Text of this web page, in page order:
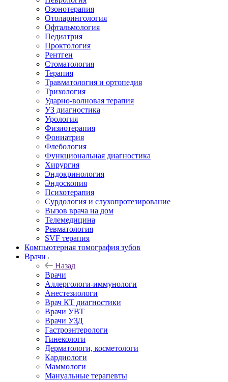
Озонотерапия
Отоларингология
Офтальмология
Педиатрия
Проктология
Рентген
Стоматология
Терапия
Травматология и ортопедия
Трихология
Ударно-волновая терапия
УЗ диагностика
Урология
Физиотерапия
Фониатрия
Флебология
Функциональная диагностика
Хирургия
Эндокринология
Эндоскопия
Психотерапия
Сурдология и слухопротезирование
Вызов врача на дом
Телемедицина
Ревматология
SVF терапия
Компьютерная томография зубов
Врачи
Назад
Врачи
Аллергологи-иммунологи
Анестезиологи
Врач КТ диагностики
Врачи УВТ
Врачи УЗД
Гастроэнтерологи
Гинекологи
Дерматологи, косметологи
Кардиологи
Маммологи
Мануальные терапевты